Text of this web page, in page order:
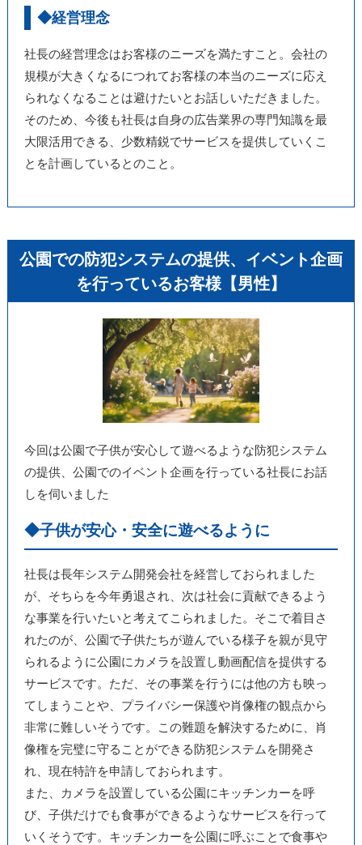
◆経営理念
社長の経営理念はお客様のニーズを満たすこと。会社の
規模が大きくなるにつれてお客様の本当のニーズに応え
られなくなることは避けたいとお話しいただきました。
そのため、今後も社長は自身の広告業界の専門知識を最
大限活用できる、少数精鋭でサービスを提供していくこ
とを計画しているとのこと。
公園での防犯システムの提供、イベント企画
を行っているお客様【男性】
今回は公園で子供が安心して遊べるような防犯システム
の提供、公園でのイベント企画を行っている社長にお話
しを伺いました
◆子供が安心・安全に遊べるように
社長は長年システム開発会社を経営しておられました
が、そちらを今年勇退され、次は社会に貢献できるよう
な事業を行いたいと考えてこられました。そこで着目さ
れたのが、公園で子供たちが遊んでいる様子を親が見守
られるように公園にカメラを設置し動画配信を提供する
サービスです。ただ、その事業を行うには他の方も映っ
てしまうことや、プライバシー保護や肖像権の観点から
非常に難しいそうです。この難題を解決するために、肖
像権を完璧に守ることができる防犯システムを開発さ
れ、現在特許を申請しておられます。
また、カメラを設置している公園にキッチンカーを呼
び、子供だけでも食事ができるようなサービスを行って
いくそうです。キッチンカーを公園に呼ぶことで食事や